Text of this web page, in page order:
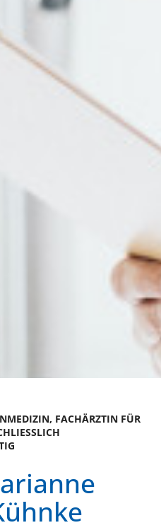
FACHÄRZTIN FÜR
P